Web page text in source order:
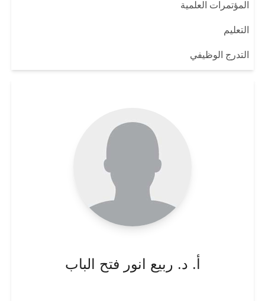
المؤتمرات العلمية
التعليم
التدرج الوظيفي
أ. د. ربيع انور فتح الباب